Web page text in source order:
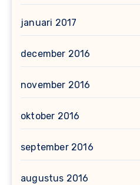
januari 2017
december 2016
november 2016
oktober 2016
september 2016
augustus 2016